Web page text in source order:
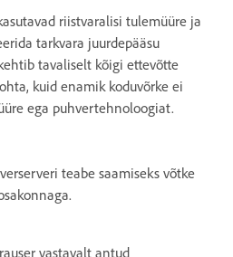
riistvaralisi tulemüüre ja
tarkvara juurdepääsu
tavaliselt kõigi ettevõtte
kuid enamik koduvõrke ei
ega puhvertehnoloogiat.
teabe saamiseks võtke
vastavalt antud